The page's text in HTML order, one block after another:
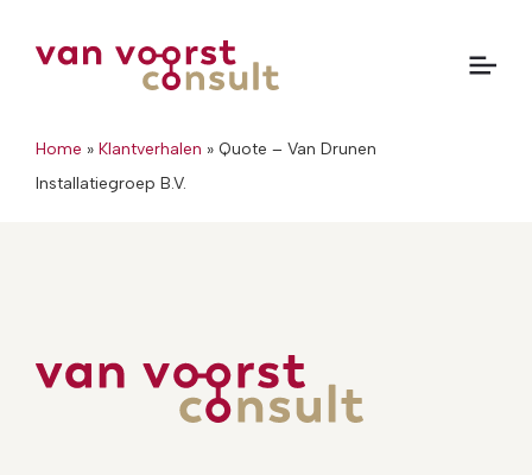
Home » Klantverhalen » Quote – Van Drunen
Installatiegroep B.V.